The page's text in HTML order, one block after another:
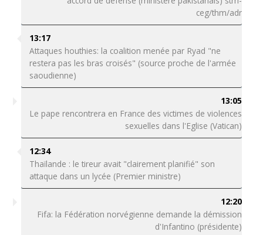
ceg/thm/adr
13:17
Attaques houthies: la coalition menée par Ryad "ne
restera pas les bras croisés" (source proche de l'armée
saoudienne)
13:05
Le pape rencontrera en France des victimes de violences
sexuelles dans l'Eglise (Vatican)
12:34
Thaïlande : le tireur avait "clairement planifié" son
attaque dans un lycée (Premier ministre)
12:20
Fifa: la Fédération norvégienne demande la démission
d'Infantino (présidente)